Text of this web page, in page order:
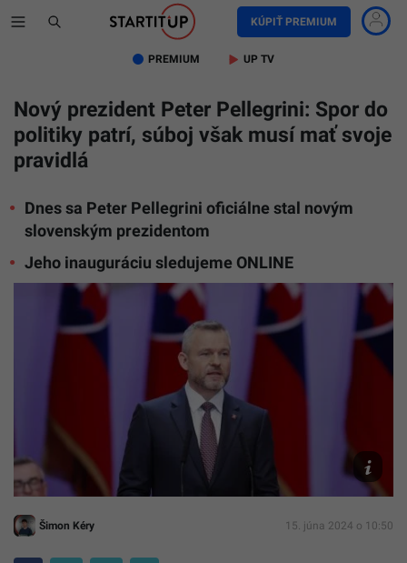
KÚPIŤ PREMIUM
PREMIUM UP TV
Nový prezident Peter Pellegrini: Spor do
politiky patrí, súboj však musí mať svoje
pravidlá
Dnes sa Peter Pellegrini oficiálne stal novým
slovenským prezidentom
Jeho inauguráciu sledujeme ONLINE
Prezident
Petra
Šimon Kéry 15. júna 2024 o 10:50